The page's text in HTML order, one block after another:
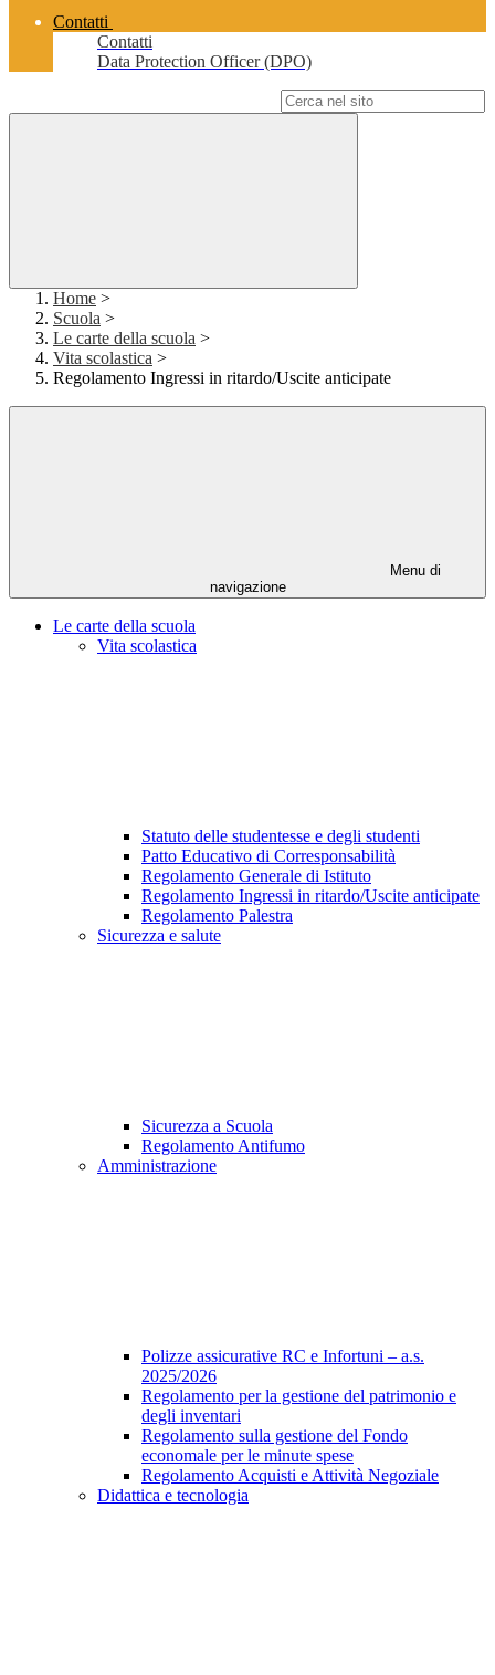
Contatti
Contatti
Data Protection Officer (DPO)
Home >
Scuola >
Le carte della scuola >
Vita scolastica >
Regolamento Ingressi in ritardo/Uscite anticipate
Menu di
navigazione
Le carte della scuola
Vita scolastica
Statuto delle studentesse e degli studenti
Patto Educativo di Corresponsabilità
Regolamento Generale di Istituto
Regolamento Ingressi in ritardo/Uscite anticipate
Regolamento Palestra
Sicurezza e salute
Sicurezza a Scuola
Regolamento Antifumo
Amministrazione
Polizze assicurative RC e Infortuni – a.s.
2025/2026
Regolamento per la gestione del patrimonio e
degli inventari
Regolamento sulla gestione del Fondo
economale per le minute spese
Regolamento Acquisti e Attività Negoziale
Didattica e tecnologia